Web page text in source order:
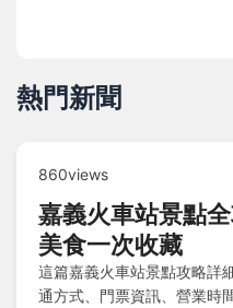
熱門新聞
860views
嘉義火車站景點
美食一次收藏
這篇嘉義火車站景點攻略詳
通方式、門票資訊、營業時